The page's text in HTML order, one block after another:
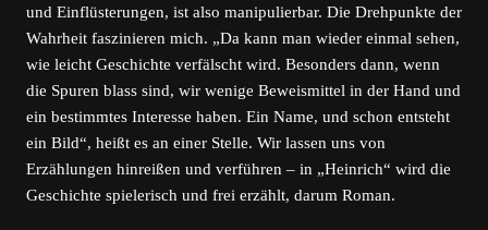
und Einflüsterungen, ist also manipulierbar. Die Drehpunkte der
Wahrheit faszinieren mich. „Da kann man wieder einmal sehen,
wie leicht Geschichte verfälscht wird. Besonders dann, wenn
die Spuren blass sind, wir wenige Beweismittel in der Hand und
ein bestimmtes Interesse haben. Ein Name, und schon entsteht
ein Bild“, heißt es an einer Stelle. Wir lassen uns von
Erzählungen hinreißen und verführen – in „Heinrich“ wird die
Geschichte spielerisch und frei erzählt, darum Roman.